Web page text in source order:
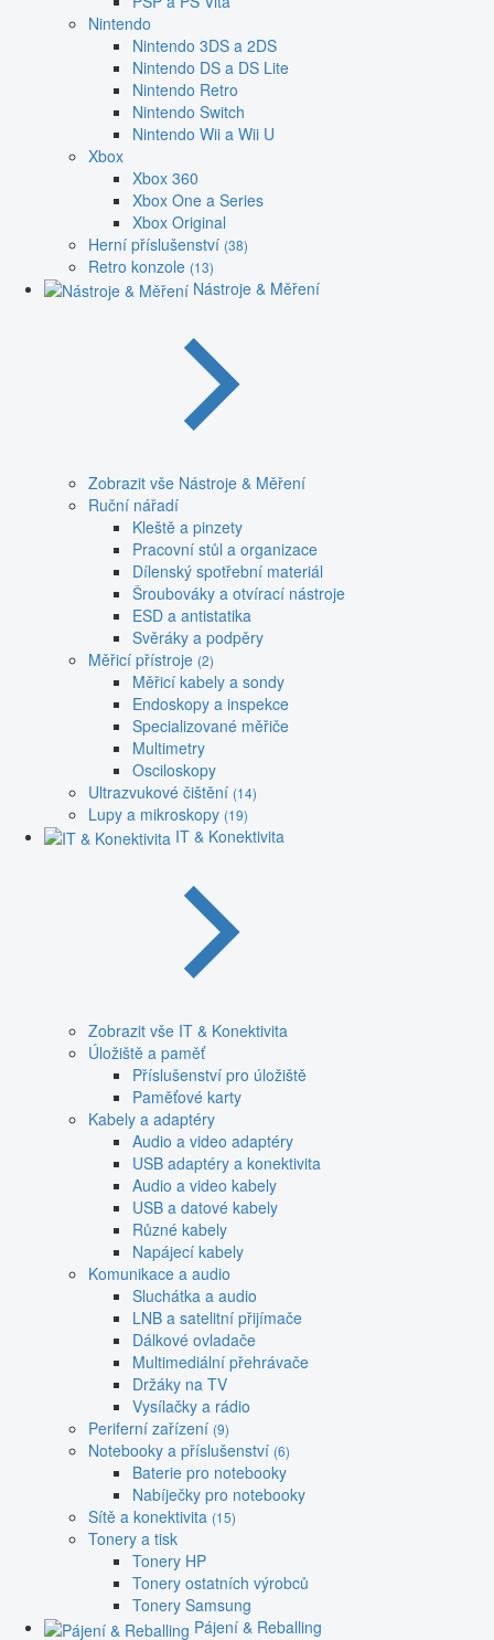
Nintendo
Nintendo 3DS a 2DS
Nintendo DS a DS Lite
Nintendo Retro
Nintendo Switch
Nintendo Wii a Wii U
Xbox
Xbox 360
Xbox One a Series
Xbox Original
Herní příslušenství (38)
Retro konzole (13)
Nástroje & Měření
Zobrazit vše Nástroje & Měření
Ruční nářadí
Kleště a pinzety
Pracovní stůl a organizace
Dílenský spotřební materiál
Šroubováky a otvírací nástroje
ESD a antistatika
Svěráky a podpěry
Měřicí přístroje (2)
Měřicí kabely a sondy
Endoskopy a inspekce
Specializované měřiče
Multimetry
Osciloskopy
Ultrazvukové čištění (14)
Lupy a mikroskopy (19)
IT & Konektivita
Zobrazit vše IT & Konektivita
Úložiště a paměť
Příslušenství pro úložiště
Paměťové karty
Kabely a adaptéry
Audio a video adaptéry
USB adaptéry a konektivita
Audio a video kabely
USB a datové kabely
Různé kabely
Napájecí kabely
Komunikace a audio
Sluchátka a audio
LNB a satelitní přijímače
Dálkové ovladače
Multimediální přehrávače
Držáky na TV
Vysílačky a rádio
Periferní zařízení (9)
Notebooky a příslušenství (6)
Baterie pro notebooky
Nabíječky pro notebooky
Sítě a konektivita (15)
Tonery a tisk
Tonery HP
Tonery ostatních výrobců
Tonery Samsung
Pájení & Reballing